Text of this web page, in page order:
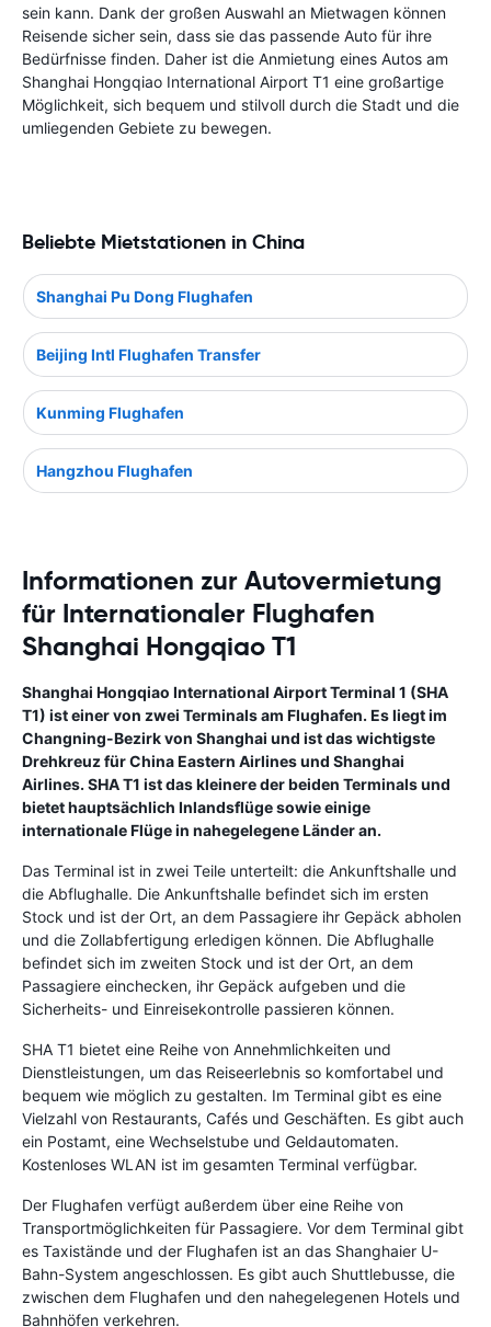
sein kann. Dank der großen Auswahl an Mietwagen können
Reisende sicher sein, dass sie das passende Auto für ihre
Bedürfnisse finden. Daher ist die Anmietung eines Autos am
Shanghai Hongqiao International Airport T1 eine großartige
Möglichkeit, sich bequem und stilvoll durch die Stadt und die
umliegenden Gebiete zu bewegen.
Beliebte Mietstationen in China
Shanghai Pu Dong Flughafen
Beijing Intl Flughafen Transfer
Kunming Flughafen
Hangzhou Flughafen
Informationen zur Autovermietung
für Internationaler Flughafen
Shanghai Hongqiao T1
Shanghai Hongqiao International Airport Terminal 1 (SHA
T1) ist einer von zwei Terminals am Flughafen. Es liegt im
Changning-Bezirk von Shanghai und ist das wichtigste
Drehkreuz für China Eastern Airlines und Shanghai
Airlines. SHA T1 ist das kleinere der beiden Terminals und
bietet hauptsächlich Inlandsflüge sowie einige
internationale Flüge in nahegelegene Länder an.
Das Terminal ist in zwei Teile unterteilt: die Ankunftshalle und
die Abflughalle. Die Ankunftshalle befindet sich im ersten
Stock und ist der Ort, an dem Passagiere ihr Gepäck abholen
und die Zollabfertigung erledigen können. Die Abflughalle
befindet sich im zweiten Stock und ist der Ort, an dem
Passagiere einchecken, ihr Gepäck aufgeben und die
Sicherheits- und Einreisekontrolle passieren können.
SHA T1 bietet eine Reihe von Annehmlichkeiten und
Dienstleistungen, um das Reiseerlebnis so komfortabel und
bequem wie möglich zu gestalten. Im Terminal gibt es eine
Vielzahl von Restaurants, Cafés und Geschäften. Es gibt auch
ein Postamt, eine Wechselstube und Geldautomaten.
Kostenloses WLAN ist im gesamten Terminal verfügbar.
Der Flughafen verfügt außerdem über eine Reihe von
Transportmöglichkeiten für Passagiere. Vor dem Terminal gibt
es Taxistände und der Flughafen ist an das Shanghaier U-
Bahn-System angeschlossen. Es gibt auch Shuttlebusse, die
zwischen dem Flughafen und den nahegelegenen Hotels und
Bahnhöfen verkehren.